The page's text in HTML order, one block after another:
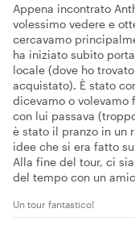
Appena incontrato
volessimo vedere e
cercavamo
ha iniziato subito
locale (dove ho
acquistato). È stato
dicevamo o volevamo
con lui passava
è stato il pranzo in un
idee che si era fatto
Alla fine del tour, ci
del tempo con un
Un tour fantastico!